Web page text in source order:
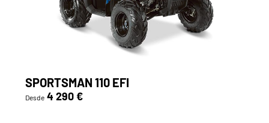
SPORTSMAN 110 EFI
Desde 4 290 €